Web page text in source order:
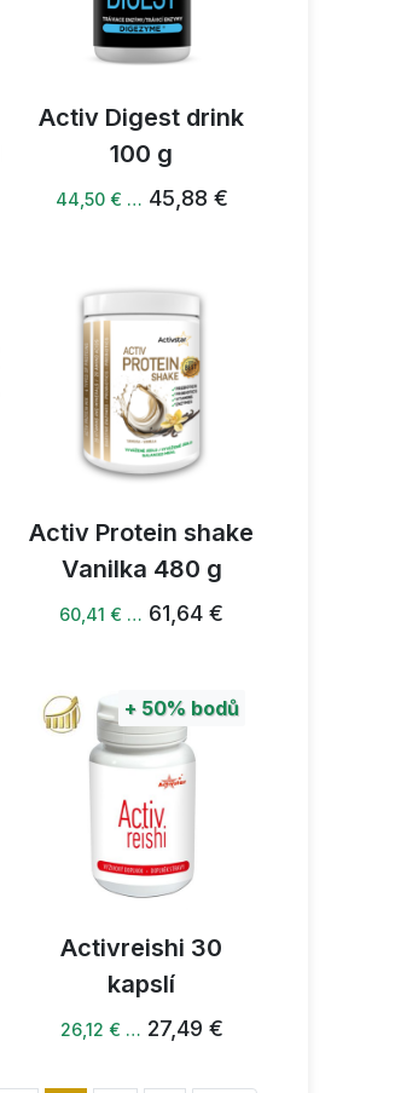
Activ Digest drink
100 g
44,50 € … 45,88 €
Activ Protein shake
Vanilka 480 g
60,41 € … 61,64 €
+ 50% bodů
Activreishi 30
kapslí
26,12 € … 27,49 €